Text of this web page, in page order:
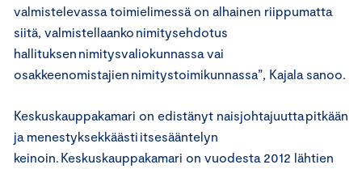
valmistelevassa toimielimessä on alhainen riippumatta
siitä, valmistellaanko nimitysehdotus
hallituksen nimitysvaliokunnassa vai
osakkeenomistajien nimitystoimikunnassa”, Kajala sanoo.
Keskuskauppakamari on edistänyt naisjohtajuutta pitkään
ja menestyksekkäästi itsesääntelyn
keinoin. Keskuskauppakamari on vuodesta 2012 lähtien